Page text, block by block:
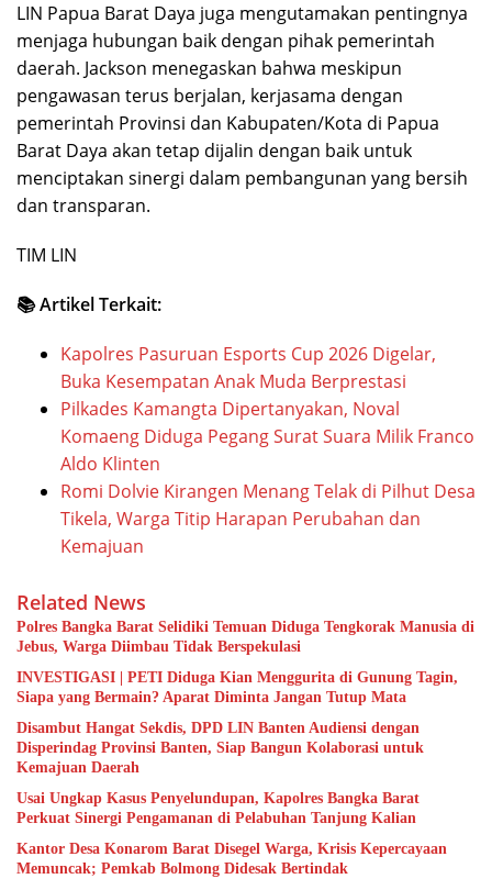
LIN Papua Barat Daya juga mengutamakan pentingnya
menjaga hubungan baik dengan pihak pemerintah
daerah. Jackson menegaskan bahwa meskipun
pengawasan terus berjalan, kerjasama dengan
pemerintah Provinsi dan Kabupaten/Kota di Papua
Barat Daya akan tetap dijalin dengan baik untuk
menciptakan sinergi dalam pembangunan yang bersih
dan transparan.
TIM LIN
📚 Artikel Terkait:
Kapolres Pasuruan Esports Cup 2026 Digelar,
Buka Kesempatan Anak Muda Berprestasi
Pilkades Kamangta Dipertanyakan, Noval
Komaeng Diduga Pegang Surat Suara Milik Franco
Aldo Klinten
Romi Dolvie Kirangen Menang Telak di Pilhut Desa
Tikela, Warga Titip Harapan Perubahan dan
Kemajuan
Related News
Polres Bangka Barat Selidiki Temuan Diduga Tengkorak Manusia di
Jebus, Warga Diimbau Tidak Berspekulasi
INVESTIGASI | PETI Diduga Kian Menggurita di Gunung Tagin,
Siapa yang Bermain? Aparat Diminta Jangan Tutup Mata
Disambut Hangat Sekdis, DPD LIN Banten Audiensi dengan
Disperindag Provinsi Banten, Siap Bangun Kolaborasi untuk
Kemajuan Daerah
Usai Ungkap Kasus Penyelundupan, Kapolres Bangka Barat
Perkuat Sinergi Pengamanan di Pelabuhan Tanjung Kalian
Kantor Desa Konarom Barat Disegel Warga, Krisis Kepercayaan
Memuncak; Pemkab Bolmong Didesak Bertindak